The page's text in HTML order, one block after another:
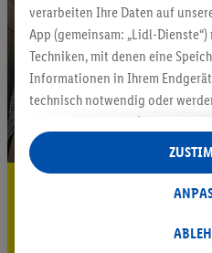
5.95 €
verarbeiten Ihre Daten auf
App (gemeinsam: „Lidl-
Techniken, mit denen eine
Informationen in Ihrem
technisch notwendig oder
auch durch Partner (u.a.
Verantwortliche; im
insgesamt
Statistik-Erstellung oder für
Datenverarbeitungen für